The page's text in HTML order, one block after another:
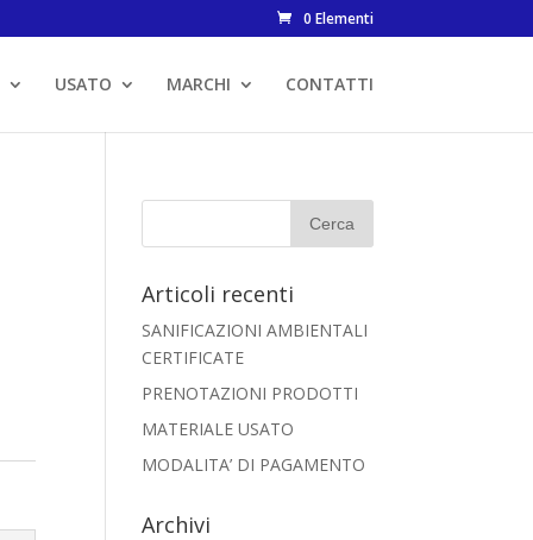
0 Elementi
USATO MARCHI CONTATTI
Articoli recenti
SANIFICAZIONI AMBIENTALI
CERTIFICATE
PRENOTAZIONI PRODOTTI
MATERIALE USATO
MODALITA’ DI PAGAMENTO
Archivi